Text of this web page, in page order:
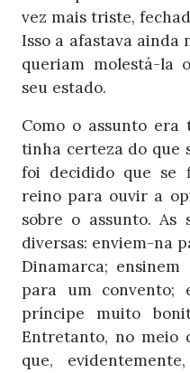
vez mais triste,
Isso a afastava ainda
queriam molestá-la
seu estado.
Como o assunto
tinha certeza do que
foi decidido que se
reino para ouvir a
sobre o assunto. As
diversas: enviem-na
Dinamarca;
para um convento;
príncipe muito
Entretanto, no meio
que,